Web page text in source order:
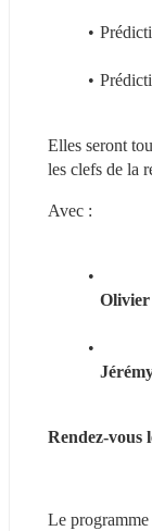
Elles seront
les clefs de la
Avec :
Rendez-vous
Le